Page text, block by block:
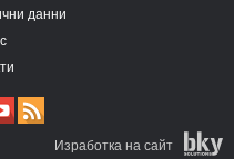
данни
Изработка на сайт